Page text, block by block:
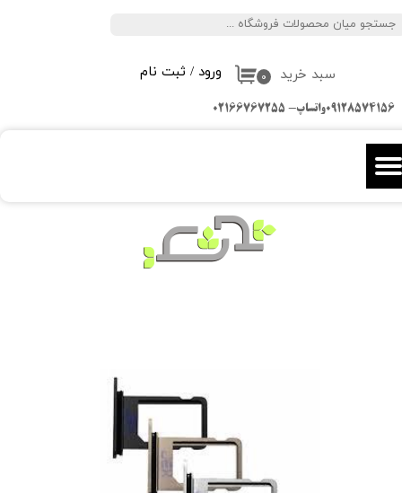
ورود / ثبت نام
تغییر گذر واژه
سفارشات
خروج از حساب کاربری
۰ سبد خرید